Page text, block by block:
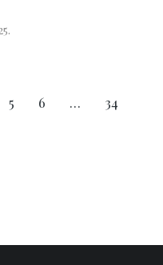
5 6 …
34